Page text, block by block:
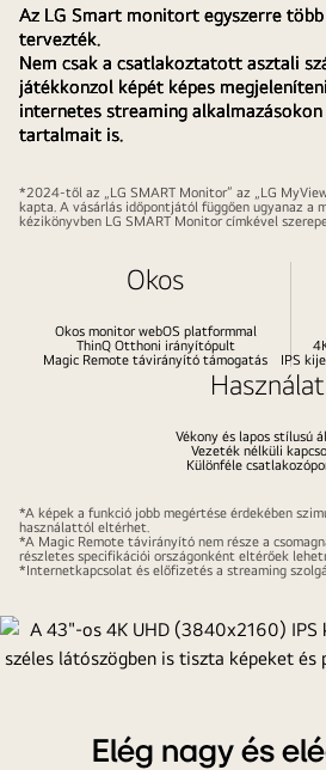
Az LG Smart monitort egyszerre
tervezték.
Nem csak a csatlakoztatott asztali
játékkonzol képét képes
internetes streaming
tartalmait is.
*2024-től az „LG SMART Monitor” az „LG
kapta. A vásárlás időpontjától függően ugyanaz a
kézikönyvben LG SMART Monitor címkével
Okos
Okos monitor webOS platformmal
ThinQ Otthoni irányítópult
Magic Remote távirányító támogatás
IPS
Használat
Vékony és lapos stílusú
Vezeték nélküli
Különféle
*A képek a funkció jobb megértése érdekében
használattól eltérhet.
*A Magic Remote távirányító nem része a
részletes specifikációi országonként eltérőek
*Internetkapcsolat és előfizetés a streaming
Elég nagy és